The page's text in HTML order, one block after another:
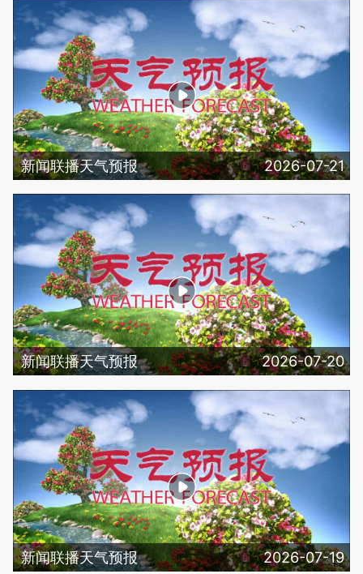
新闻联播天气预报 2026-07-21
新闻联播天气预报 2026-07-20
新闻联播天气预报 2026-07-19